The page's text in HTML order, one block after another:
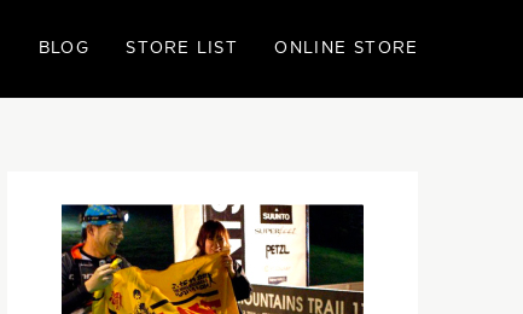
BLOG STORE LIST ONLINE STORE